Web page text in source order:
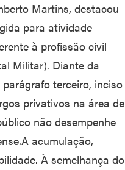
Martins, destacou
para atividade
à profissão civil
Militar). Diante da
terceiro, inciso
privativos na área de
não desempenhe
acumulação,
À semelhança do